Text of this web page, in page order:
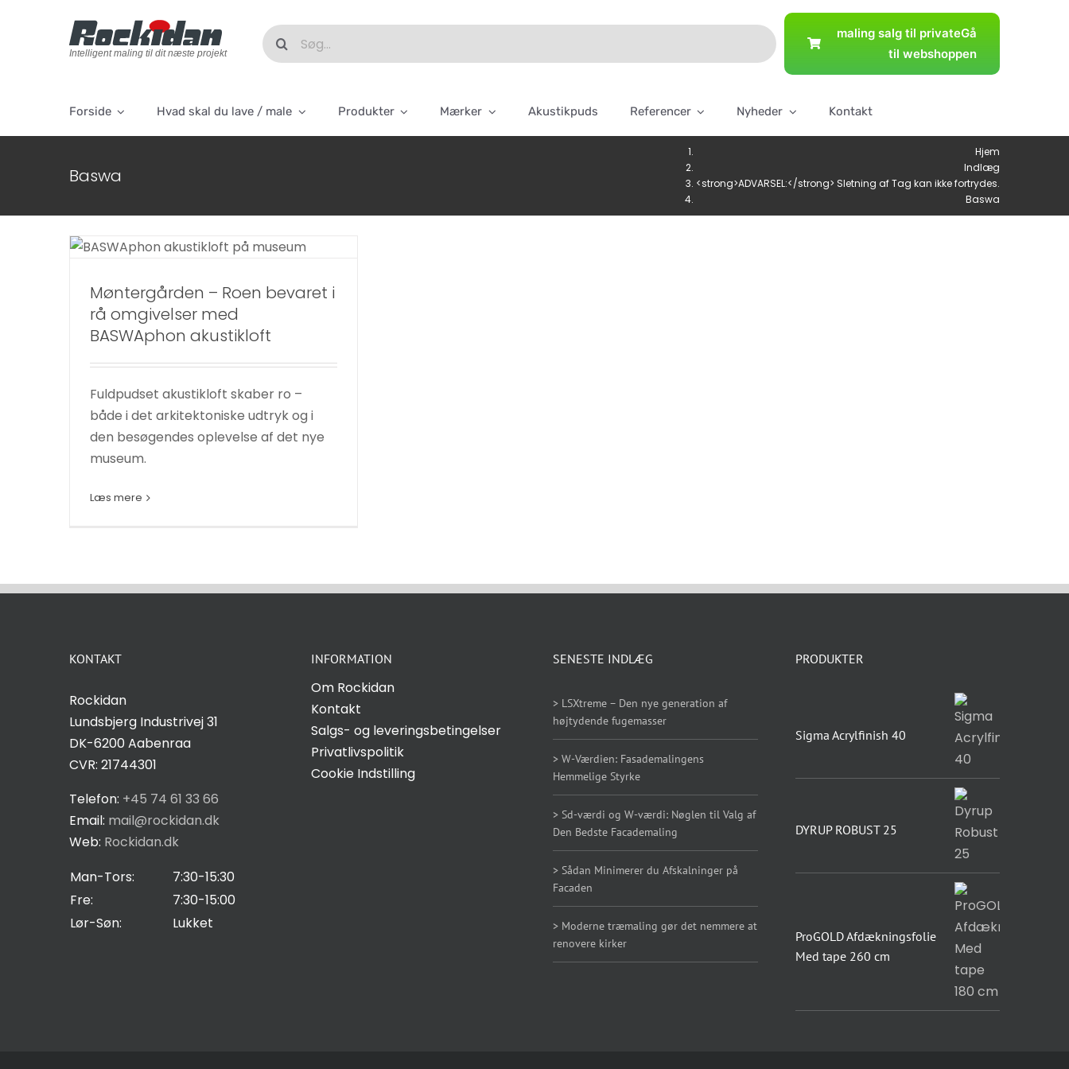
Intelligent maling til dit næste projekt
Søg
efter:
maling salg til privateGå
til webshoppen
Forside Hvad skal du lave / male Produkter Mærker Akustikpuds Referencer Nyheder Kontakt
Baswa
Hjem
Indlæg
<strong>ADVARSEL:</strong> Sletning af Tag kan ikke fortrydes.
Baswa
akustikloft
Lofter og vægge Nyheder
Møntergården – Roen bevaret i
rå omgivelser med
BASWAphon akustikloft
Fuldpudset akustikloft skaber ro –
både i det arkitektoniske udtryk og i
den besøgendes oplevelse af det nye
museum.
Læs mere
KONTAKT
Rockidan
Lundsbjerg Industrivej 31
DK-6200 Aabenraa
CVR: 21744301
Telefon: +45 74 61 33 66
Email: mail@rockidan.dk
Web: Rockidan.dk
Man-Tors:
7:30-15:30
Fre:
7:30-15:00
Lør-Søn:
Lukket
INFORMATION
Om Rockidan
Kontakt
Salgs- og leveringsbetingelser
Privatlivspolitik
Cookie Indstilling
SENESTE INDLÆG
> LSXtreme – Den nye generation af
højtydende fugemasser
> W-Værdien: Fasademalingens
Hemmelige Styrke
> Sd-værdi og W-værdi: Nøglen til Valg af
Den Bedste Facademaling
> Sådan Minimerer du Afskalninger på
Facaden
> Moderne træmaling gør det nemmere at
renovere kirker
PRODUKTER
Sigma Acrylfinish 40
DYRUP ROBUST 25
ProGOLD Afdækningsfolie
Med tape 260 cm
valgfrie. De er
kan fungere.
Statistikker
For at vi kan
forbedre
funktionalitet
og struktur, ud
fra hvordan